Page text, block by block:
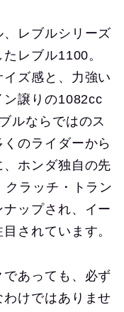
レブルシリーズ
レブル1100。
ズ感と、力強い
ン譲りの1082cc
ルならではのス
のライダーから
ホンダ独自の先
ラッチ・トラン
ップされ、イー
されています。
であっても、必ず
わけではありませ